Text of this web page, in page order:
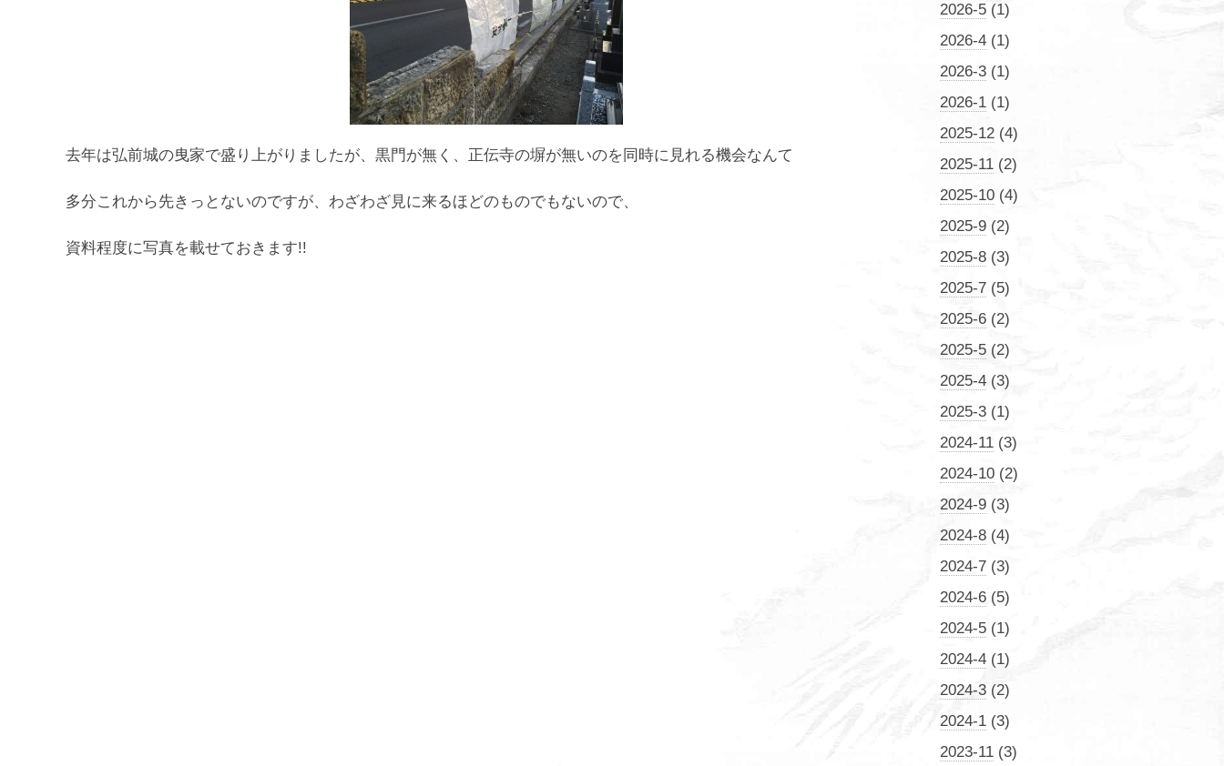
去年は弘前城の曳家で盛り上がりましたが、黒門が無く、正伝寺の塀が無いのを同時に見れる機会なんて
多分これから先きっとないのですが、わざわざ見に来るほどのものでもないので、
資料程度に写真を載せておきます!!
2026-5 (1)
2026-4 (1)
2026-3 (1)
2026-1 (1)
2025-12 (4)
2025-11 (2)
2025-10 (4)
2025-9 (2)
2025-8 (3)
2025-7 (5)
2025-6 (2)
2025-5 (2)
2025-4 (3)
2025-3 (1)
2024-11 (3)
2024-10 (2)
2024-9 (3)
2024-8 (4)
2024-7 (3)
2024-6 (5)
2024-5 (1)
2024-4 (1)
2024-3 (2)
2024-1 (3)
2023-11 (3)